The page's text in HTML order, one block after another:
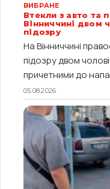
ВИБРАНЕ
Втекли з авто та
Вінниччині двом
підозру
На Вінниччині
підозру двом
причетними до
05.08.2026